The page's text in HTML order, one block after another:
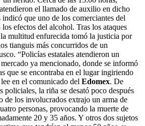
el llamado de auxilio en dicho
indicó que uno de los comerciantes del
efectos del alcohol. Tras los ataques
multitud enfurecida tomó la justicia por
tianguis más concurridos de un
“Policías estatales atendieron un
ya mencionado, donde se informó
que se encontraba en el lugar ingiriendo
en el comunicado del Edomex. De
policiales, la riña se desató poco después
de los involucrados extrajo un arma de
personas, provocando la muerte de
20 y 35 años. Y otros dos sujetos